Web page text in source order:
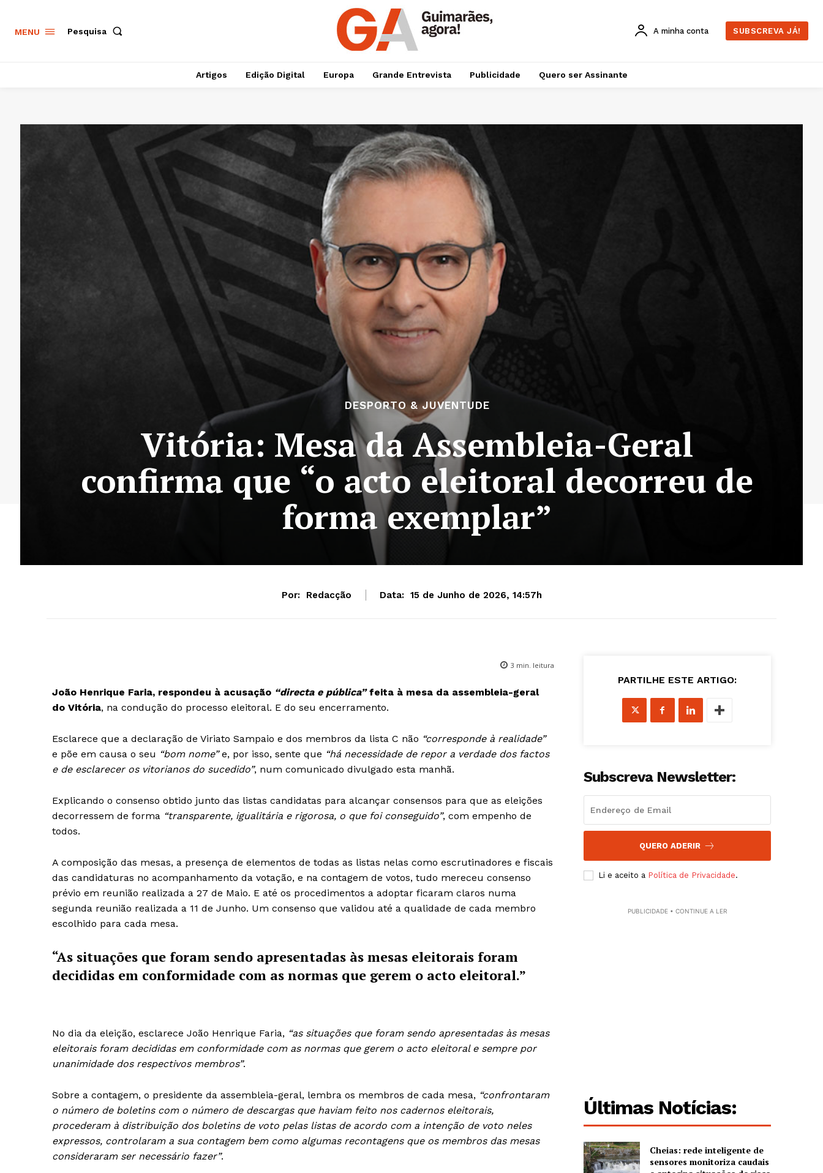
MENU Pesquisa A minha conta SUBSCREVA JÁ!
Artigos Edição Digital Europa Grande Entrevista Publicidade Quero ser Assinante
DESPORTO & JUVENTUDE
Vitória: Mesa da Assembleia-Geral
confirma que “o acto eleitoral decorreu de
forma exemplar”
Por: Redacção Data: 15 de Junho de 2026, 14:57h
3 min. leitura
João Henrique Faria, respondeu à acusação “directa e pública”feita à mesa da assembleia-geral
do Vitória, na condução do processo eleitoral. E do seu encerramento.
Esclarece que a declaração de Viriato Sampaio e dos membros da lista C não “corresponde à realidade”
e põe em causa o seu “bom nome”e, por isso, sente que “há necessidade de repor a verdade dos factos
e de esclarecer os vitorianos do sucedido”, num comunicado divulgado esta manhã.
Explicando o consenso obtido junto das listas candidatas para alcançar consensos para que as eleições
decorressem de forma “transparente, igualitária e rigorosa, o que foi conseguido”, com empenho de
todos.
A composição das mesas, a presença de elementos de todas as listas nelas como escrutinadores e fiscais
das candidaturas no acompanhamento da votação, e na contagem de votos, tudo mereceu consenso
prévio em reunião realizada a 27 de Maio. E até os procedimentos a adoptar ficaram claros numa
segunda reunião realizada a 11 de Junho. Um consenso que validou até a qualidade de cada membro
escolhido para cada mesa.
“As situações que foram sendo apresentadas às mesas eleitorais foram
decididas em conformidade com as normas que gerem o acto eleitoral.”
No dia da eleição, esclarece João Henrique Faria, “as situações que foram sendo apresentadas às mesas
eleitorais foram decididas em conformidade com as normas que gerem o acto eleitoral e sempre por
unanimidade dos respectivos membros”.
Sobre a contagem, o presidente da assembleia-geral, lembra os membros de cada mesa, “confrontaram
o número de boletins com o número de descargas que haviam feito nos cadernos eleitorais,
procederam à distribuição dos boletins de voto pelas listas de acordo com a intenção de voto neles
expressos, controlaram a sua contagem bem como algumas recontagens que os membros das mesas
consideraram ser necessário fazer”.
PARTILHE ESTE ARTIGO:
Subscreva Newsletter:
QUERO ADERIR
Li e aceito a Política de Privacidade.
PUBLICIDADE • CONTINUE A LER
Últimas Notícias:
Cheias: rede inteligente de
sensores monitoriza caudais